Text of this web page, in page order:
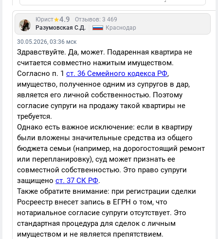
Юрист 4.9
Отзывов: 3 469
Разумовская С.Д.
Краснодар
30.05.2026, 03:36 мск
Здравствуйте. Да, может. Подаренная квартира не
считается совместно нажитым имуществом.
Согласно п. 1 ст. 36 Семейного кодекса РФ,
имущество, полученное одним из супругов в дар,
является его личной собственностью. Поэтому
согласие супруги на продажу такой квартиры не
требуется.
Однако есть важное исключение: если в квартиру
были вложены значительные средства из общего
бюджета семьи (например, на дорогостоящий ремонт
или перепланировку), суд может признать ее
совместной собственностью. Это право супруги
защищено ст. 37 СК РФ.
Также обратите внимание: при регистрации сделки
Росреестр внесет запись в ЕГРН о том, что
нотариальное согласие супруги отсутствует. Это
стандартная процедура для сделок с личным
имуществом и не является препятствием.